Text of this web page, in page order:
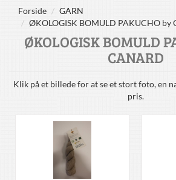
Forside
GARN
ØKOLOGISK BOMULD PAKUCHO by
ØKOLOGISK BOMULD
CANARD
Klik på et billede for at se et stort foto, en
pris.